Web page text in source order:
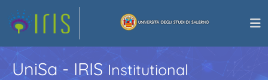
UniSa - IRISInstitutional